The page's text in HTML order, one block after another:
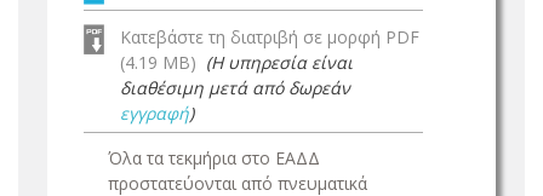
Κατεβάστε τη διατριβή σε μορφή PDF
(4.19 MB) (Η υπηρεσία είναι
διαθέσιμη μετά από δωρεάν
εγγραφή)
Όλα τα τεκμήρια στο ΕΑΔΔ
προστατεύονται από πνευματικά